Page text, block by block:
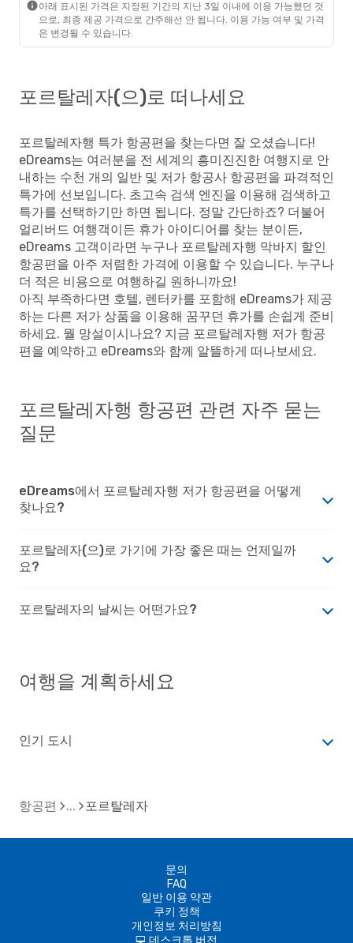
10월 12일 (월) - 10월 18일 (일)
LATAM Airlines
아래 표시된 가격은 지정된 기간의 지난 3일 이내에 이용 가능했던 것
으로, 최종 제공 가격으로 간주해선 안 됩니다. 이용 가능 여부 및 가격
은 변경될 수 있습니다.
포르탈레자(으)로 떠나세요
포르탈레자행 특가 항공편을 찾는다면 잘 오셨습니다!
eDreams는 여러분을 전 세계의 흥미진진한 여행지로 안
내하는 수천 개의 일반 및 저가 항공사 항공편을 파격적인
특가에 선보입니다. 초고속 검색 엔진을 이용해 검색하고
특가를 선택하기만 하면 됩니다. 정말 간단하죠? 더불어
얼리버드 여행객이든 휴가 아이디어를 찾는 분이든,
eDreams 고객이라면 누구나 포르탈레자행 막바지 할인
항공편을 아주 저렴한 가격에 이용할 수 있습니다. 누구나
더 적은 비용으로 여행하길 원하니까요!
아직 부족하다면 호텔, 렌터카를 포함해 eDreams가 제공
하는 다른 저가 상품을 이용해 꿈꾸던 휴가를 손쉽게 준비
하세요. 뭘 망설이시나요? 지금 포르탈레자행 저가 항공
편을 예약하고 eDreams와 함께 알뜰하게 떠나보세요.
포르탈레자행 항공편 관련 자주 묻는
질문
eDreams에서 포르탈레자행 저가 항공편을 어떻게
찾나요?
포르탈레자(으)로 가기에 가장 좋은 때는 언제일까
요?
포르탈레자의 날씨는 어떤가요?
여행을 계획하세요
인기 도시
항공편 포르탈레자
문의
FAQ
일반 이용 약관
쿠키 정책
개인정보 처리방침
데스크톱 버전